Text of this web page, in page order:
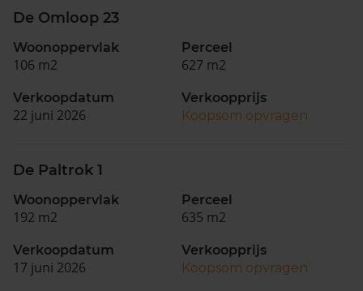
De Omloop 23
Woonoppervlak
106 m2
Perceel
627 m2
Verkoopdatum
22 juni 2026
Verkoopprijs
Koopsom opvragen
De Paltrok 1
Woonoppervlak
192 m2
Perceel
635 m2
Verkoopdatum
17 juni 2026
Verkoopprijs
Koopsom opvragen